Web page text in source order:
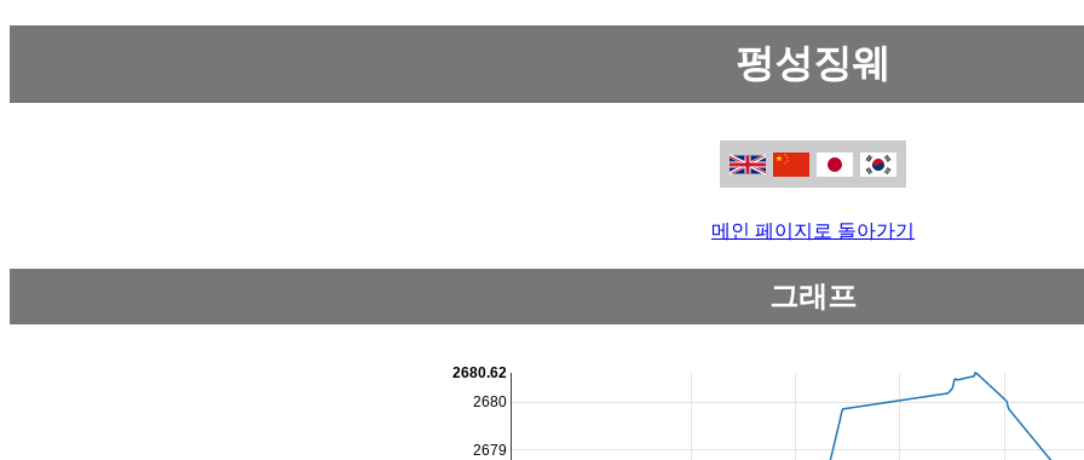
펑성징웨
메인 페이지로 돌아가기
그래프
2679
2680
2680.62